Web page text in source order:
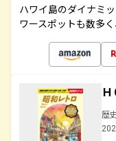
ハワイ島のダイナミ
ワースポットも数多
歴